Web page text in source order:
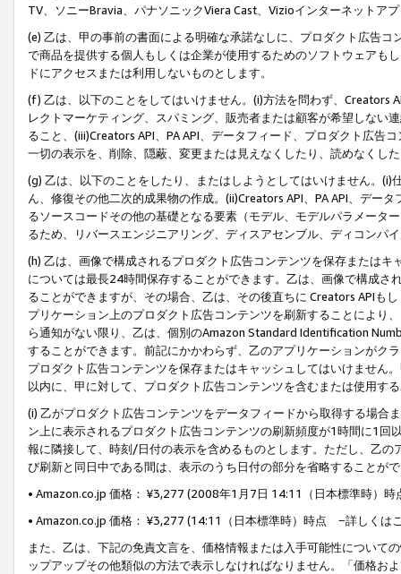
TV、ソニーBravia、パナソニックViera Cast、Vizioインターネットア
(e) 乙は、甲の事前の書面による明確な承諾なしに、プロダクト広告
で商品を提供する個人もしくは企業が使用するためのソフトウェアも
ドにアクセスまたは利用しないものとします。
(f) 乙は、以下のことをしてはいけません。(i)方法を問わず、Creators
レクトマーケティング、スパミング、販売者または顧客が希望しない
ること、(iii)Creators API、PA API、データフィード、プロダクト広告
一切の表示を、削除、隠蔽、変更または見えなくしたり、読めなくし
(g) 乙は、以下のことをしたり、またはしようとしてはいけません。
ん、修復その他二次的成果物の作成。(ii)Creators API、PA API、デー
るソースコードその他の基礎となる要素（モデル、モデルパラメータ
るため、リバースエンジニアリング、ディスアセンブル、ディコンパ
(h) 乙は、画像で構成されるプロダクト広告コンテンツを保存または
については最長24時間保存することができます。乙は、画像で構成
ることができますが、その場合、乙は、その後直ちに Creators APIも
プリケーション上のプロダクト広告コンテンツを刷新することにより
ら通知がない限り、乙は、個別のAmazon Standard Identification
することができます。前記にかかわらず、乙のアプリケーションがク
プロダクト広告コンテンツを保存またはキャッシュしてはいけません
以内に、甲に対して、プロダクト広告コンテンツを含むまたは使用す
(i) 乙がプロダクト広告コンテンツをデータフィードから取得する場合
ン上に表示されるプロダクト広告コンテンツの刷新頻度が1時間に1
報に隣接して、時刻/日付の表示を含めるものとします。ただし、乙
び刷新と同日中である間は、表示のうち日付の部分を省略することが
• Amazon.co.jp 価格： ¥3,277 (2008年1月7日 14:11（日本標準時）
• Amazon.co.jp 価格： ¥3,277 (14:11（日本標準時）時点 −詳しくは
また、乙は、下記の免責文言を、価格情報または入手可能性について
ップアップその他類似の方法で表示しなければなりません。「価格